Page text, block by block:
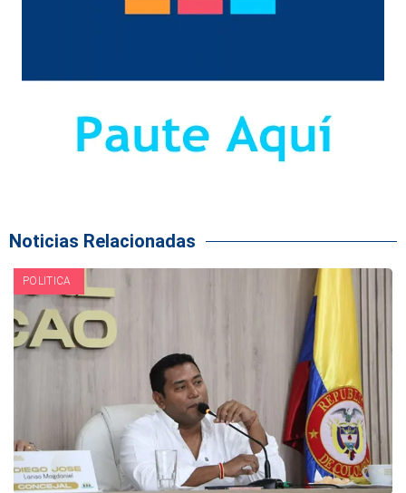
Noticias Relacionadas
POLITICA